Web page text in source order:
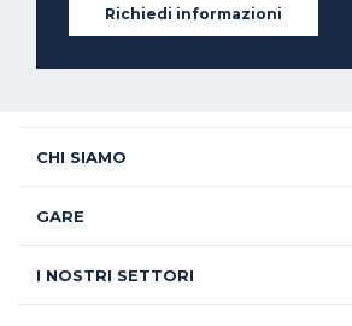
Richiedi informazioni
CHI SIAMO
GARE
I NOSTRI SETTORI